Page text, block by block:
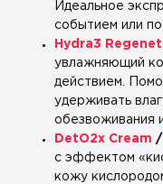
Идеальное
событием или
Hydra3
увлажняющий
действием.
удерживать
обезвоживания
DetO2x Cream /
с эффектом
кожу